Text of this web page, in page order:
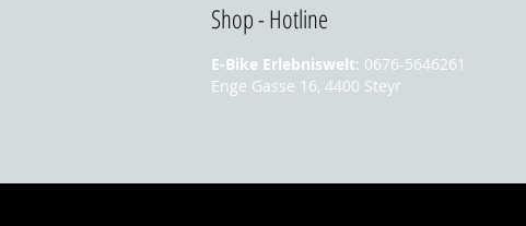
Shop - Hotline
E-Bike Erlebniswelt: 0676-5646261
Enge Gasse 16, 4400 Steyr